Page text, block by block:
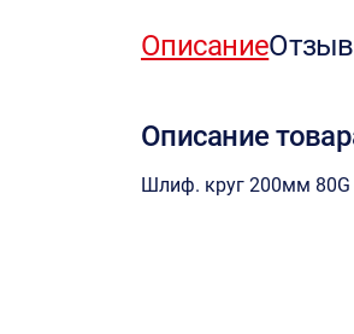
Описание
Описание
Шлиф. круг 200мм 80G